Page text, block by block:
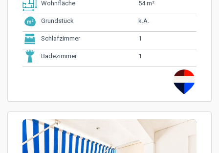
Wohnfläche 54 m²
Grundstück k.A.
Schlafzimmer 1
Badezimmer 1